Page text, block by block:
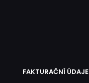
FAKTURAČNÍ ÚDAJE